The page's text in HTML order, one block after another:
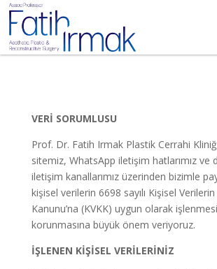
VERİ SORUMLUSU
Prof. Dr. Fatih Irmak Plastik Cerrahi
sitemiz, WhatsApp iletişim hatlarımız ve
iletişim kanallarımız üzerinden bizimle
kişisel verilerin 6698 sayılı Kişisel
Kanunu’na (KVKK) uygun olarak
korunmasına büyük önem veriyoruz.
İŞLENEN KİŞİSEL VERİLERİNİZ